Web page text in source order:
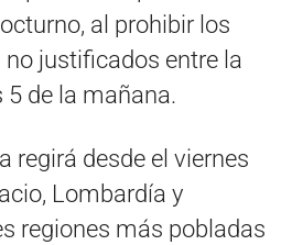
al prohibir los
justificados entre la
5 de la mañana.
regirá desde el viernes
Lombardía y
regiones más pobladas